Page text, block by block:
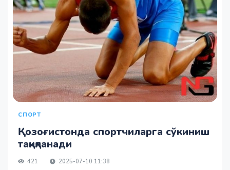
СПОРТ
Қозоғистонда спортчиларга сўкиниш
тақиқланади
421 2025-07-10 11:38